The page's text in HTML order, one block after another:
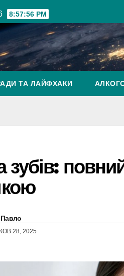
8:57:57 PM
ТА ЛАЙФХАКИ
зубів:
Павло
28, 2025